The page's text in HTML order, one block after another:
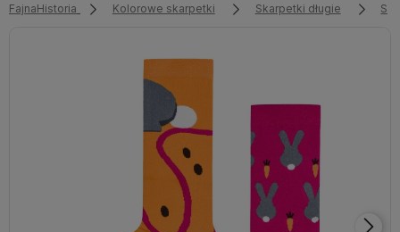
FajnaHistoria Kolorowe skarpetki Skarpetki długie